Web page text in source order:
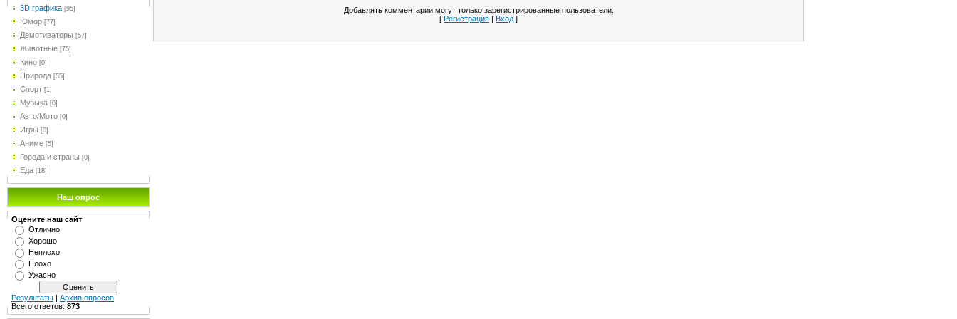
3D графика [95]
Юмор [77]
Демотиваторы [57]
Животные [75]
Кино [0]
Природа [55]
Спорт [1]
Музыка [0]
Авто/Мото [0]
Игры [0]
Аниме [5]
Города и страны [0]
Еда [18]
Наш опрос
Оцените наш сайт
Отлично
Хорошо
Неплохо
Плохо
Ужасно
Результаты | Архив опросов
Всего ответов: 873
Добавлять комментарии могут только зарегистрированные пользователи.
[ Регистрация | Вход ]